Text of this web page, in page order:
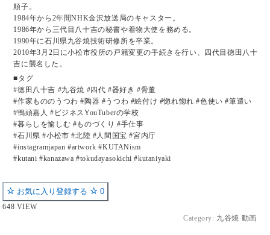
順子。
1984年から2年間NHK金沢放送局のキャスター。
1986年から三代目八十吉の秘書や着物大使を務める。
1990年に石川県九谷焼技術研修所を卒業。
2010年3月2日に小松市役所の戸籍変更の手続きを行い、四代目徳田八十
吉に襲名した。
■タグ
#徳田八十吉 #九谷焼 #四代 #器好き #骨董
#作家もののうつわ #陶器 #うつわ #絵付け #惚れ惚れ #色使い #筆遣い
#鴨頭嘉人 #ビジネスYouTuberの学校
#暮らしを愉しむ #ものづくり #手仕事
#石川県 #小松市 #北陸 #人間国宝 #宮内庁
#instagramjapan #artwork #KUTANism
#kutani #kanazawa #tokudayasokichi #kutaniyaki
お気に入り登録する 0
648 VIEW
Category: 九谷焼 動画